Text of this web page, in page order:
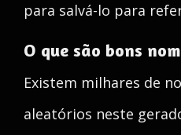
para salvá-lo para
O que são bons
Existem milhares de
aleatórios neste